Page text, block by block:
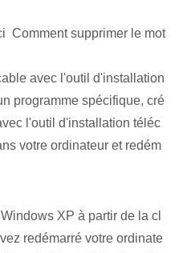
Comment supprimer le mot
avec l'outil d'installation
programme spécifique, cré
l'outil d'installation téléc
votre ordinateur et redém
XP à partir de la cl
redémarré votre ordinate